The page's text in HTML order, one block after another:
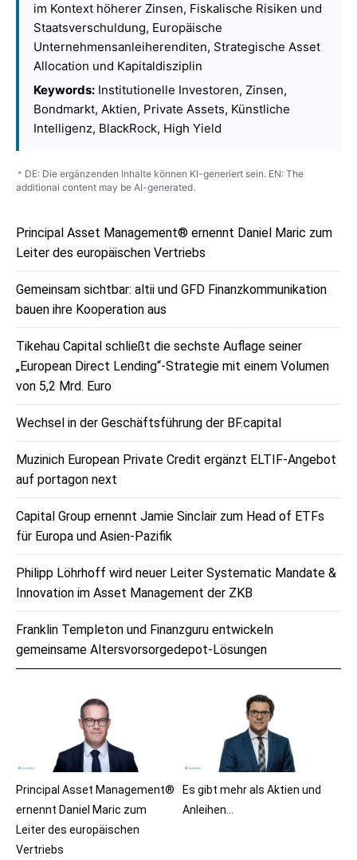
im Kontext höherer Zinsen, Fiskalische Risiken und
Staatsverschuldung, Europäische
Unternehmensanleiherenditen, Strategische Asset
Allocation und Kapitaldisziplin
Keywords: Institutionelle Investoren, Zinsen,
Bondmarkt, Aktien, Private Assets, Künstliche
Intelligenz, BlackRock, High Yield
* DE: Die ergänzenden Inhalte können KI-generiert sein. EN: The
additional content may be AI-generated.
Principal Asset Management®
ernennt Daniel Maric zum
Leiter des europäischen
Vertriebs
Es gibt mehr als Aktien und
Anleihen…
Principal Asset Management® ernennt Daniel Maric zum
Leiter des europäischen Vertriebs
Gemeinsam sichtbar: altii und GFD Finanzkommunikation
bauen ihre Kooperation aus
Tikehau Capital schließt die sechste Auflage seiner
„European Direct Lending“-Strategie mit einem Volumen
von 5,2 Mrd. Euro
Wechsel in der Geschäftsführung der BF.capital
Muzinich European Private Credit ergänzt ELTIF-Angebot
auf portagon next
Capital Group ernennt Jamie Sinclair zum Head of ETFs
für Europa und Asien-Pazifik
Philipp Löhrhoff wird neuer Leiter Systematic Mandate &
Innovation im Asset Management der ZKB
Franklin Templeton und Finanzguru entwickeln
gemeinsame Altersvorsorgedepot-Lösungen